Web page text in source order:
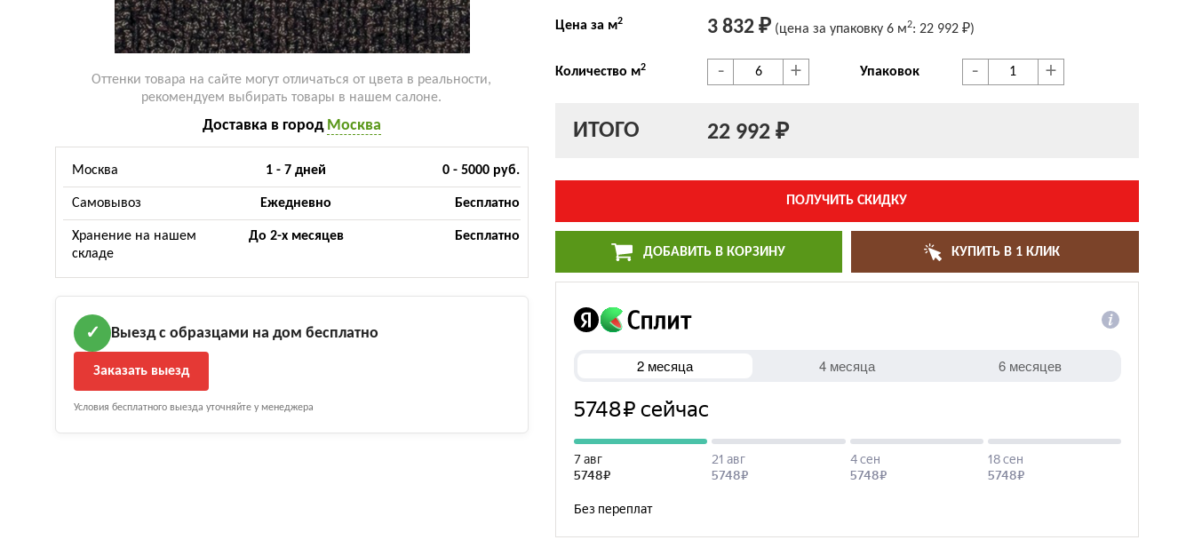
Оттенки товара на сайте могут отличаться от цвета в реальности,
рекомендуем выбирать товары в нашем салоне.
Доставка в город Москва
Москва 1 - 7 дней 0 - 5000 руб.
Самовывоз Ежедневно Бесплатно
Хранение на нашем
складе
До 2-х месяцев Бесплатно
✓ Выезд с образцами на дом бесплатно
Заказать выезд
Условия бесплатного выезда уточняйте у менеджера
Цена за м2 3 832 ₽ (цена за упаковку 6 м2:22 992 ₽)
Количество м2 - + Упаковок - +
ИТОГО 22 992 ₽
ПОЛУЧИТЬ СКИДКУ
ДОБАВИТЬ В КОРЗИНУ КУПИТЬ В 1 КЛИК